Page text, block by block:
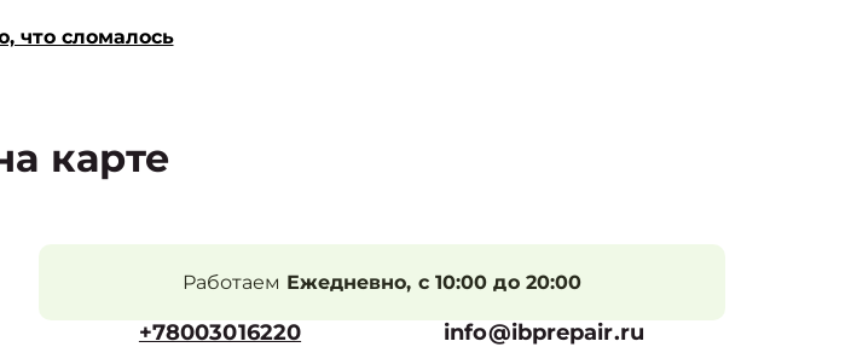
что сломалось
карте
Работаем Ежедневно, с 10:00 до 20:00
+78003016220 info@ibprepair.ru